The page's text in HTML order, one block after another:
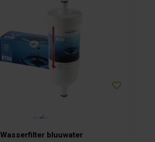
Wasserfilter bluuwater